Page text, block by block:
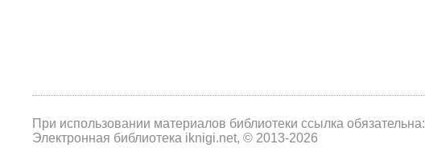
При использовании материалов библиотеки ссылка обязательна:
Электронная библиотека iknigi.net, © 2013-2026